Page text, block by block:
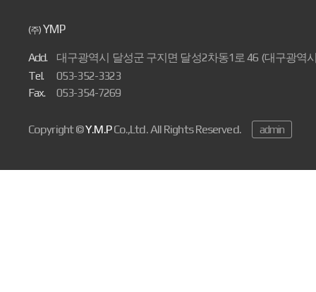
(주) YMP
Add.
대구광역시 달성군 구지면 달성2차동1로 46 (대구광역
Tel.
053-352-3323
Fax.
053-354-7269
Copyright ©Y.M.PCo.,Ltd. All Rights Reserved. admin